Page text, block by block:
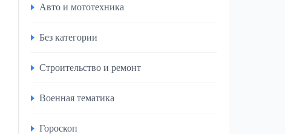
Авто и мототехника
Без категории
Строительство и ремонт
Военная тематика
Гороскоп